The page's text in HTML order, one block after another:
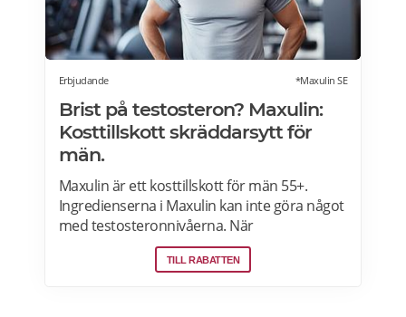
Erbjudande *Maxulin SE
Brist på testosteron? Maxulin:
Kosttillskott skräddarsytt för
män.
Maxulin är ett kosttillskott för män 55+.
Ingredienserna i Maxulin kan inte göra något
med testosteronnivåerna. När
testosteronnivåerna sjunker kan det föra till
reducerad muskelstyrka/-massa, mindre
TILL RABATTEN